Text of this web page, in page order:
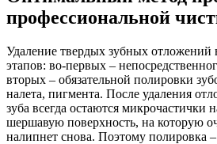
профессиональной
Удаление твердых зубных отложений
этапов: во-первых –
вторых – обязательной полировки
налета, пигмента. После удаления
зуба всегда остаются микрочастички
шершавую поверхность, на которую
налипнет снова. Поэтому полировка –